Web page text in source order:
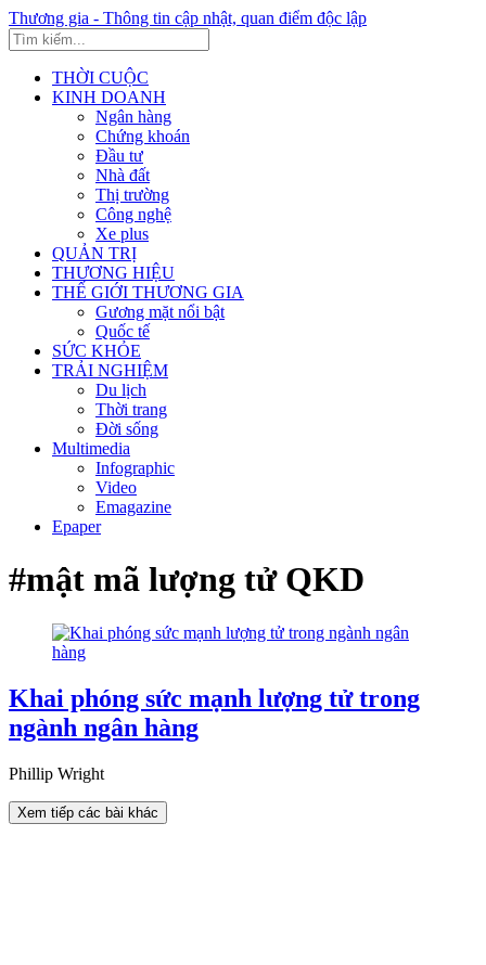
Thương gia - Thông tin cập nhật, quan điểm độc lập
THỜI CUỘC
KINH DOANH
Ngân hàng
Chứng khoán
Đầu tư
Nhà đất
Thị trường
Công nghệ
Xe plus
QUẢN TRỊ
THƯƠNG HIỆU
THẾ GIỚI THƯƠNG GIA
Gương mặt nổi bật
Quốc tế
SỨC KHỎE
TRẢI NGHIỆM
Du lịch
Thời trang
Đời sống
Multimedia
Infographic
Video
Emagazine
Epaper
#mật mã lượng tử QKD
Khai phóng sức mạnh lượng tử trong
ngành ngân hàng
Phillip Wright
Xem tiếp các bài khác